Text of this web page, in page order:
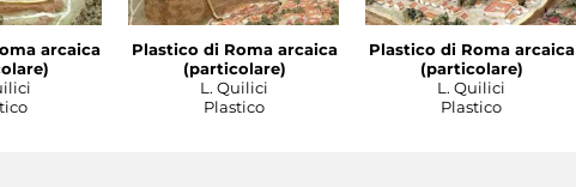
arcaica
Plastico di Roma arcaica
(particolare)
L. Quilici
Plastico
Plastico di Roma arcaica
(particolare)
L. Quilici
Plastico